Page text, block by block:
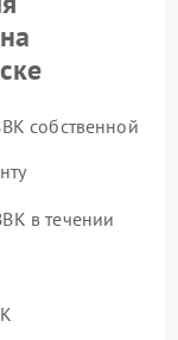
собственной
в течении